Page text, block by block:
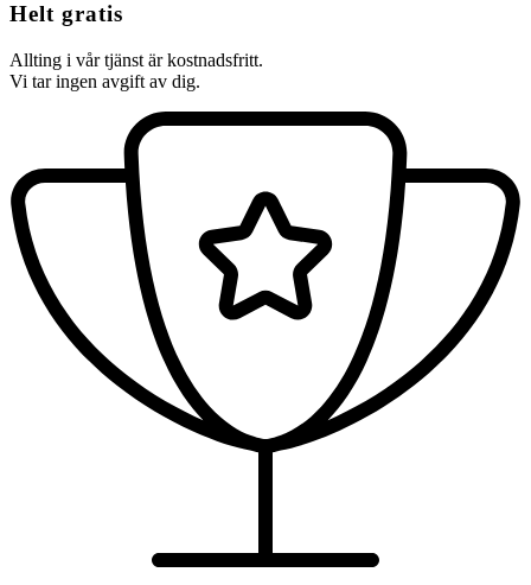
Helt gratis
Allting i vår tjänst är kostnadsfritt.
Vi tar ingen avgift av dig.